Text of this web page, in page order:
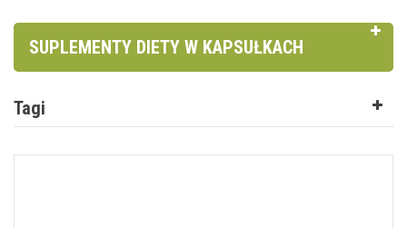
SUPLEMENTY DIETY W KAPSUŁKACH
Tagi